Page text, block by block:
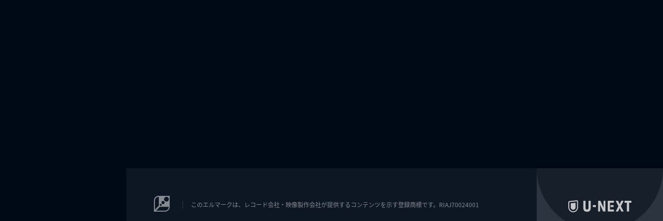
このエルマークは、レコード会社・映像製作会社が提供するコンテンツを示す登録商標です。RIAJ70024001